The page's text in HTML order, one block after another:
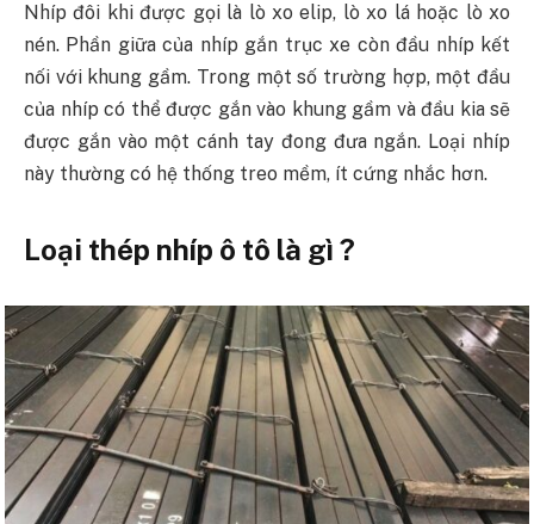
Nhíp đôi khi được gọi là lò xo elip, lò xo lá hoặc lò xo
nén. Phần giữa của nhíp gắn trục xe còn đầu nhíp kết
nối với khung gầm. Trong một số trường hợp, một đầu
của nhíp có thể được gắn vào khung gầm và đầu kia sẽ
được gắn vào một cánh tay đong đưa ngắn. Loại nhíp
này thường có hệ thống treo mềm, ít cứng nhắc hơn.
Loại thép nhíp ô tô là gì ?